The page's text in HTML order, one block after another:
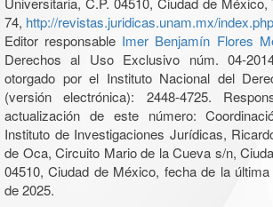
74, http://revistas.juridicas.unam.mx/
Editor responsable Imer Benjamín Flores
Derechos al Uso Exclusivo núm. 04-
otorgado por el Instituto Nacional del
(versión electrónica): 2448-4725.
actualización de este número:
Instituto de Investigaciones Jurídicas,
de Oca, Circuito Mario de la Cueva s/n,
04510, Ciudad de México, fecha de la
de 2025.